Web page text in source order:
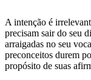
A intenção é
precisam sair do seu
arraigadas no seu
preconceitos durem
propósito de suas